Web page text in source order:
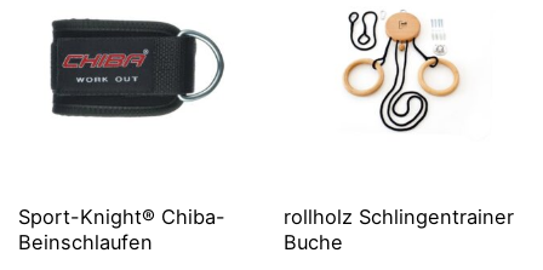
Sport-Knight® Chiba-
Beinschlaufen
rollholz Schlingentrainer
Buche